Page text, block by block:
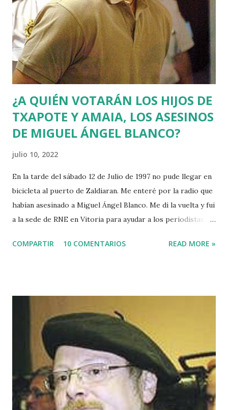
¿A QUIÉN VOTARÁN LOS HIJOS DE
TXAPOTE Y AMAIA, LOS ASESINOS
DE MIGUEL ÁNGEL BLANCO?
julio 10, 2022
En la tarde del sábado 12 de Julio de 1997 no pude llegar en
bicicleta al puerto de Zaldiaran. Me enteré por la radio que
habían asesinado a Miguel Ángel Blanco. Me di la vuelta y fui
a la sede de RNE en Vitoria para ayudar a los periodistas
pudiera ocurrir después de que se cumpliera el plazo de 48
Batasuna, Rufi Etxeberria, que hasta el año pasado fue
dirigente de Sortu. Tras aquel vil secuestro, las calles de
Euskadi dejaron de ser dominadas por ETA y su entorno
político. Nadie recuerda en Bilbao una manifestación mayor
que la que había pedido la liberación de Miguel Angel
Blanco horas antes de su asesinato: concentró a más de
medio millón de personas. Fuimos muchos los que
COMPARTIR 10 COMENTARIOS READ MORE »